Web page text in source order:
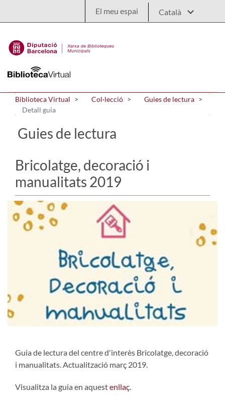
El meu espai
Biblioteca Virtual Col·lecció
Guies de lectura
Detall guia
Guies de lectura
Bricolatge, decoració i
manualitats 2019
Guia de lectura del centre d'interès Bricolatge, decoració
i manualitats. Actualització març 2019.
Visualitza la guia en aquestenllaç.